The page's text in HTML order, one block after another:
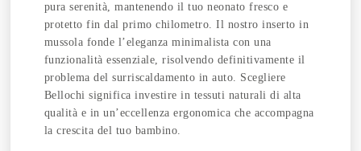
pura serenità, mantenendo il tuo neonato fresco e
protetto fin dal primo chilometro. Il nostro inserto in
mussola fonde l’eleganza minimalista con una
funzionalità essenziale, risolvendo definitivamente il
problema del surriscaldamento in auto. Scegliere
Bellochi significa investire in tessuti naturali di alta
qualità e in un’eccellenza ergonomica che accompagna
la crescita del tuo bambino.